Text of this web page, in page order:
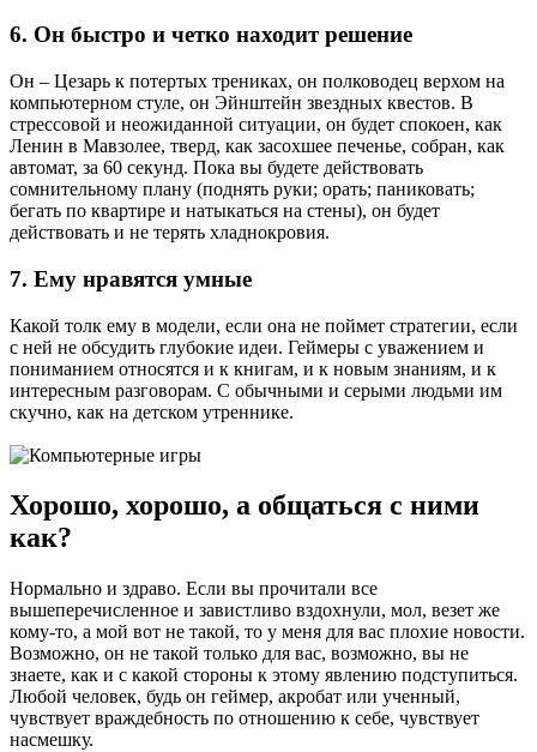
6. Он быстро и четко находит решение
Он – Цезарь к потертых трениках, он полководец верхом на
компьютерном стуле, он Эйнштейн звездных квестов. В
стрессовой и неожиданной ситуации, он будет спокоен, как
Ленин в Мавзолее, тверд, как засохшее печенье, собран, как
автомат, за 60 секунд. Пока вы будете действовать
сомнительному плану (поднять руки; орать; паниковать;
бегать по квартире и натыкаться на стены), он будет
действовать и не терять хладнокровия.
7. Ему нравятся умные
Какой толк ему в модели, если она не поймет стратегии, если
с ней не обсудить глубокие идеи. Геймеры с уважением и
пониманием относятся и к книгам, и к новым знаниям, и к
интересным разговорам. С обычными и серыми людьми им
скучно, как на детском утреннике.
Хорошо, хорошо, а общаться с ними
как?
Нормально и здраво. Если вы прочитали все
вышеперечисленное и завистливо вздохнули, мол, везет же
кому-то, а мой вот не такой, то у меня для вас плохие новости.
Возможно, он не такой только для вас, возможно, вы не
знаете, как и с какой стороны к этому явлению подступиться.
Любой человек, будь он геймер, акробат или ученный,
чувствует враждебность по отношению к себе, чувствует
насмешку.